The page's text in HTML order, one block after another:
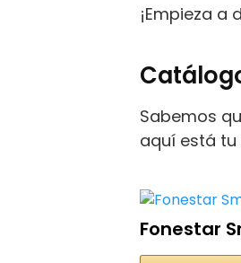
¡Empieza
Sabemos
aquí está tu
Fonestar